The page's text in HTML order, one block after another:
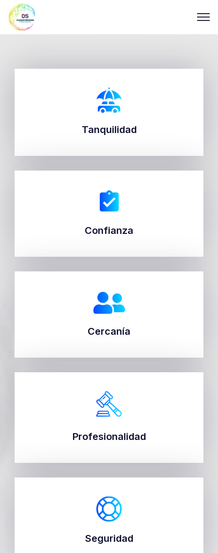
Tanquilidad
Tanquilidad
Confianza
Confianza
Cercanía
Cercanía
Profesionalidad
Profesionalidad
Seguridad
Seguridad